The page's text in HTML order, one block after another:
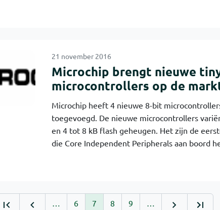
21 november 2016
Microchip brengt nieuwe
microcontrollers op de
Microchip heeft 4 nieuwe 8-bit
toegevoegd. De nieuwe microcontrollers
en 4 tot 8 kB flash geheugen. Het zijn de
die Core Independent Peripherals aan boord
6 7 8 9